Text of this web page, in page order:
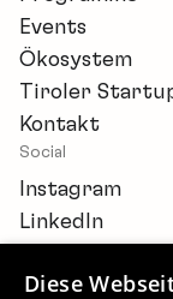
Events
Ökosystem
Tiroler
Kontakt
Social
Instagram
LinkedIn
Diese